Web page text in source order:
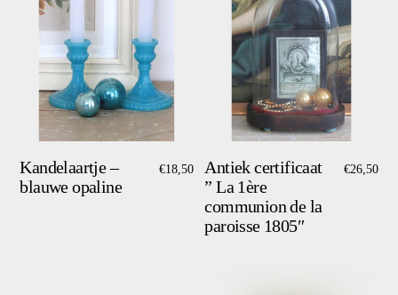
Kandelaartje –
blauwe opaline
€18,50
Antiek certificaat
” La 1ère
communion de la
paroisse 1805″
€26,50